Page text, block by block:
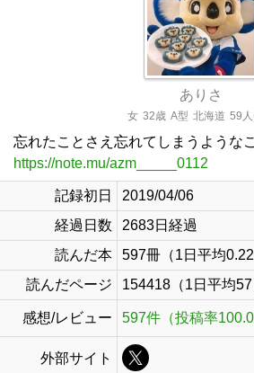
ありさ
女 32歳 A型 北海道 59
忘れたことさえ忘れてしまうような
https://note.mu/azm_____0112
記録初日
2019/04/06
経過日数
2683日経過
読んだ本
597冊（1日平均
読んだページ
154418（1日平均57
感想/レビュー 597件（投稿率
外部サイト